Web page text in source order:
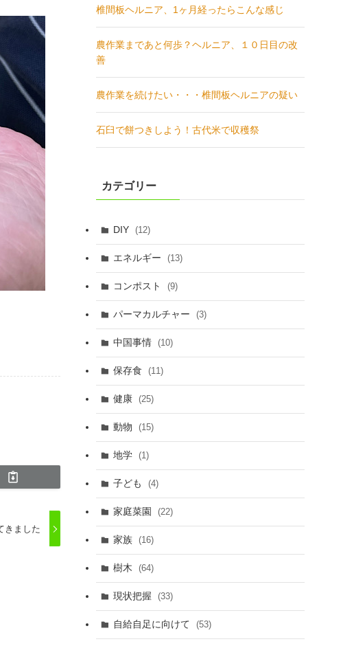
きました
椎間板ヘルニア、1ヶ月経ったらこんな感じ
農作業まであと何歩？ヘルニア、１０日目の改
善
農作業を続けたい・・・椎間板ヘルニアの疑い
石臼で餅つきしよう！古代米で収穫祭
カテゴリー
DIY (12)
エネルギー (13)
コンポスト (9)
パーマカルチャー (3)
中国事情 (10)
保存食 (11)
健康 (25)
動物 (15)
地学 (1)
子ども (4)
家庭菜園 (22)
家族 (16)
樹木 (64)
現状把握 (33)
自給自足に向けて (53)